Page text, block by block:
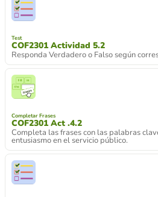
Test
COF2301 Actividad 5.2
Responda Verdadero o Falso según
Completar Frases
COF2301 Act .4.2
Completa las frases con las palabras
entusiasmo en el servicio público.